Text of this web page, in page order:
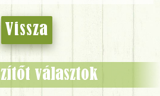
Vissza
választok